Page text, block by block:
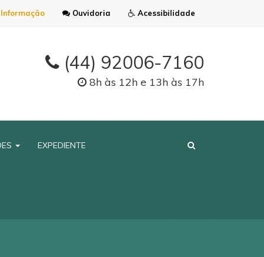
Acessibilidade
Ouvidoria
(44) 92006-7160
8h às 12h e 13h às 17h
EXPEDIENTE